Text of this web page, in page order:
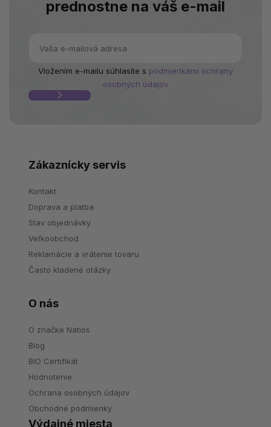
prednostne na váš e-mail
Vložením e-mailu súhlasíte s podmienkami ochrany
osobných údajov
Zákaznícky servis
Kontakt
Doprava a platba
Stav objednávky
Veľkoobchod
Reklamácie a vrátenie tovaru
Často kladené otázky
O nás
O značke Natios
Blog
BIO Certifikát
Hodnotenie
Ochrana osobných údajov
Obchodné podmienky
Výdajné miesta